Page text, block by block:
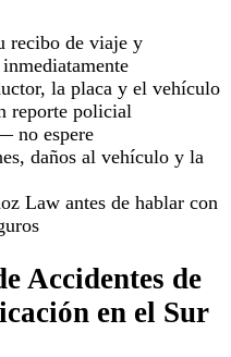
recibo de viaje y
la placa y el vehículo
reporte policial
no espere
daños al vehículo y la
Law antes de hablar con
Accidentes de
en el Sur